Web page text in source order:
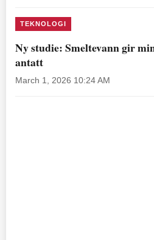
TEKNOLOGI
Ny studie: Smeltevann gir
antatt
March 1, 2026 10:24 AM